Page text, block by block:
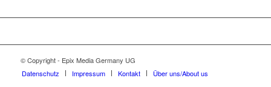
© Copyright - Epix Media Germany UG
Datenschutz
Impressum Kontakt Über uns/About us